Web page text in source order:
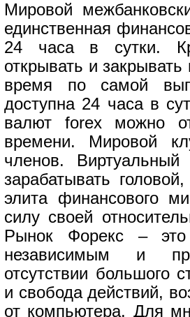
Мировой
единственная
24 часа в сутки.
открывать и
время по самой
доступна 24 часа в
валют forex можно
времени. Мировой
членов.
зарабатывать
элита финансового
силу своей
Рынок Форекс – это
независимым и
отсутствии большого
и свобода действий,
от компьютера. Для